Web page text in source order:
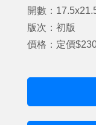
開數：
版次：初版
價格：定價